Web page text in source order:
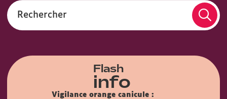
Rechercher
Flash
info
Vigilance orange canicule :